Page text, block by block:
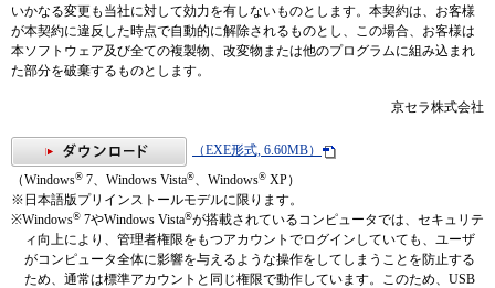
いかなる変更も当社に対して効力を有しないものとします。本契約は、お客様
が本契約に違反した時点で自動的に解除されるものとし、この場合、お客様は
本ソフトウェア及び全ての複製物、改変物または他のプログラムに組み込まれ
た部分を破棄するものとします。
京セラ株式会社
（EXE形式, 6.60MB）
（Windows® 7、Windows Vista®、Windows® XP）
※日本語版プリインストールモデルに限ります。
※Windows® 7やWindows Vista®が搭載されているコンピュータでは、セキュリテ
ィ向上により、管理者権限をもつアカウントでログインしていても、ユーザ
がコンピュータ全体に影響を与えるような操作をしてしまうことを防止する
ため、通常は標準アカウントと同じ権限で動作しています。このため、USB